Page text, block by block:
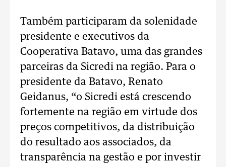
Também participaram da solenidade
presidente e executivos da
Cooperativa Batavo, uma das grandes
parceiras da Sicredi na região. Para o
presidente da Batavo, Renato
Geidanus, “o Sicredi está crescendo
fortemente na região em virtude dos
preços competitivos, da distribuição
do resultado aos associados, da
transparência na gestão e por investir